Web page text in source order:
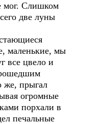
мог. Слишком
две луны
маленькие, мы
все цвело и
же, прыгал
огромные
порхали в
печальные